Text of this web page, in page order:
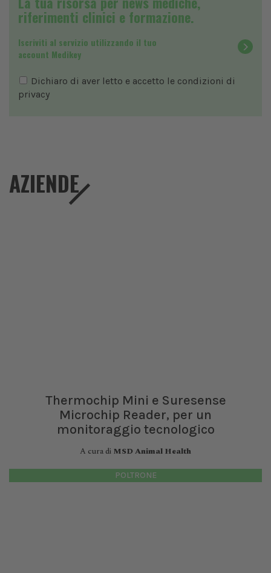
riferimenti clinici e formazione.
Iscriviti al servizio utilizzando il tuo
account Medikey
Dichiaro di aver letto e accetto le condizioni di
privacy
AZIENDE
Thermochip Mini e Suresense
Microchip Reader, per un
monitoraggio tecnologico
A cura di MSD Animal Health
POLTRONE